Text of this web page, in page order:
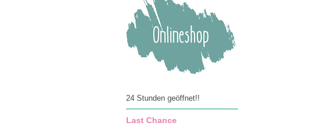
24 Stunden geöffnet!!
Last Chance